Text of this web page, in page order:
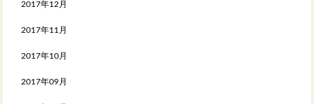
2017年12月
2017年11月
2017年10月
2017年09月